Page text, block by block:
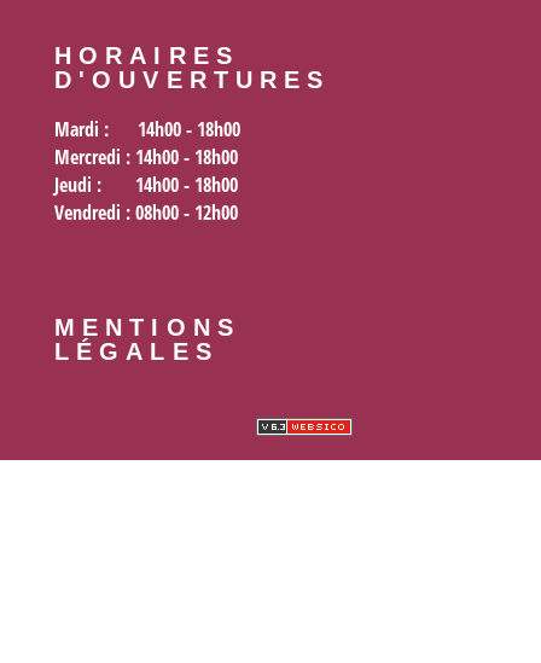
HORAIRES
D'OUVERTURES
Mardi : 14h00 - 18h00
Mercredi : 14h00 - 18h00
Jeudi : 14h00 - 18h00
Vendredi : 08h00 - 12h00
MENTIONS
LÉGALES